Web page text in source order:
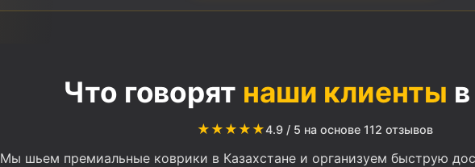
Что говорят наши клиенты
★★★★★4.9 / 5 на основе 112 отзывов
Мы шьем премиальные коврики в Казахстане и организуем быструю